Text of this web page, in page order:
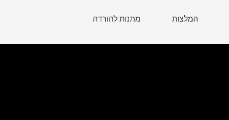
המלצות מתנות להורדה